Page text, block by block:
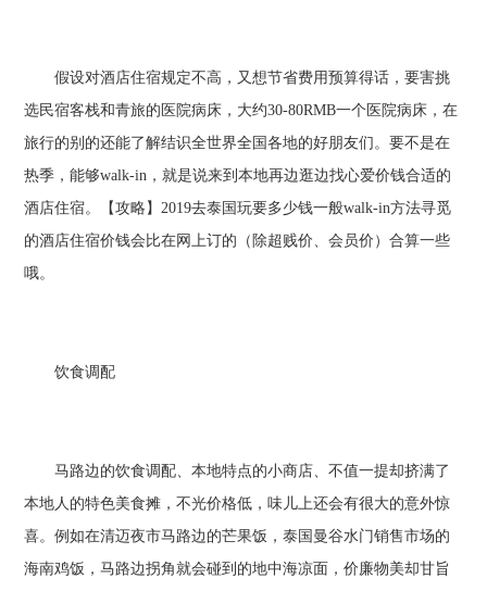
假设对酒店住宿规定不高，又想节省费用预算得话，要害挑
选民宿客栈和青旅的医院病床，大约30-80RMB一个医院病床，在
旅行的别的还能了解结识全世界全国各地的好朋友们。要不是在
热季，能够walk-in，就是说来到本地再边逛边找心爱价钱合适的
酒店住宿。【攻略】2019去泰国玩要多少钱一般walk-in方法寻觅
的酒店住宿价钱会比在网上订的（除超贱价、会员价）合算一些
哦。
饮食调配
马路边的饮食调配、本地特点的小商店、不值一提却挤满了
本地人的特色美食摊，不光价格低，味儿上还会有很大的意外惊
喜。例如在清迈夜市马路边的芒果饭，泰国曼谷水门销售市场的
海南鸡饭，马路边拐角就会碰到的地中海凉面，价廉物美却甘旨